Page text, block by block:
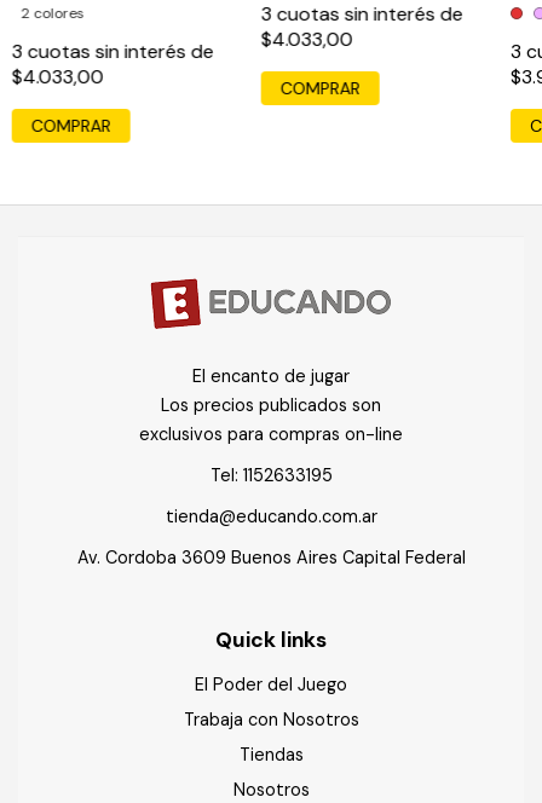
2 colores
3 cuotas sin interés de
$4.033,00
COMPRAR
3 cuotas sin interés de
$4.033,00
3
El encanto de jugar
Los precios publicados son
exclusivos para compras on-line
Tel: 1152633195
tienda@educando.com.ar
Av. Cordoba 3609 Buenos Aires Capital Federal
Quick links
El Poder del Juego
Trabaja con Nosotros
Tiendas
Nosotros